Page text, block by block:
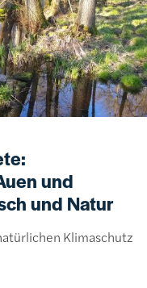
und
und Natur
Klimaschutz